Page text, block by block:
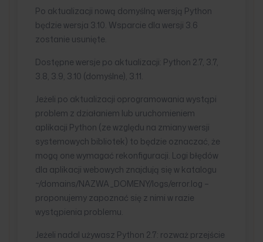
Po aktualizacji nową domyślną wersją Python
będzie wersja 3.10. Wsparcie dla wersji 3.6
zostanie usunięte.
Dostępne wersje po aktualizacji: Python 2.7, 3.7,
3.8, 3.9, 3.10 (domyślne), 3.11.
Jeżeli po aktualizacji oprogramowania wystąpi
problem z działaniem lub uruchomieniem
aplikacji Python (ze względu na zmiany wersji
systemowych bibliotek) to będzie oznaczać, że
mogą one wymagać rekonfiguracji. Logi błędów
dla aplikacji webowych znajdują się w katalogu
~/domains/NAZWA_DOMENY/logs/error.log –
proponujemy zapoznać się z nimi w razie
wystąpienia problemu.
Jeżeli nadal używasz Python 2.7: rozważ przejście